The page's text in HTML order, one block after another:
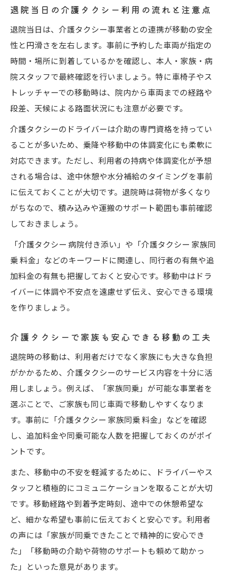
自宅や施設までの介護タクシー安全搬送対
策
介護タクシーで実現する快適な退院後の移
動
施設移動も安心できる介護タクシーの特徴
介護タクシー病院付き添いサービスの実態
介護タクシー搬送時の家族サポート方法
介護タクシーと保険制度の違いを徹底解説
介護タクシーと保険適用サービスの違いを
解説
介護タクシー利用時の料金と保険対応の比
介護タクシーと介護保険タクシーの区別の
仕方
介護タクシー選びで重視すべきチェック項
目
見積もりと相談で安心できる介護タクシー
選択
介護タクシー予約時の質問と比較ポイント
介護タクシー利用経験者の声を活かす方法
家族や利用者が納得できる介護タクシー選
退院当日の介護タクシー利用の流れと注意点
退院当日は、介護タクシー事業者との連携が移動の安全
性と円滑さを左右します。事前に予約した車両が指定の
時間・場所に到着しているかを確認し、本人・家族・病
院スタッフで最終確認を行いましょう。特に車椅子やス
トレッチャーでの移動時は、院内から車両までの経路や
段差、天候による路面状況にも注意が必要です。
介護タクシーのドライバーは介助の専門資格を持ってい
ることが多いため、乗降や移動中の体調変化にも柔軟に
対応できます。ただし、利用者の持病や体調変化が予想
される場合は、途中休憩や水分補給のタイミングを事前
に伝えておくことが大切です。退院時は荷物が多くなり
がちなので、積み込みや運搬のサポート範囲も事前確認
しておきましょう。
「介護タクシー 病院付き添い」や「介護タクシー 家族同
乗 料金」などのキーワードに関連し、同行者の有無や追
加料金の有無も把握しておくと安心です。移動中はドラ
イバーに体調や不安点を遠慮せず伝え、安心できる環境
を作りましょう。
介護タクシーで家族も安心できる移動の工夫
退院時の移動は、利用者だけでなく家族にも大きな負担
がかかるため、介護タクシーのサービス内容を十分に活
用しましょう。例えば、「家族同乗」が可能な事業者を
選ぶことで、ご家族も同じ車両で移動しやすくなりま
す。事前に「介護タクシー 家族同乗 料金」などを確認
し、追加料金や同乗可能な人数を把握しておくのがポイ
ントです。
また、移動中の不安を軽減するために、ドライバーやス
タッフと積極的にコミュニケーションを取ることが大切
です。移動経路や到着予定時刻、途中での休憩希望な
ど、細かな希望も事前に伝えておくと安心です。利用者
の声には「家族が同乗できたことで精神的に安心でき
た」「移動時の介助や荷物のサポートも頼めて助かっ
た」といった意見があります。